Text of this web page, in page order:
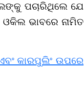
ପଚାରିଥିଲେ ଯେ
ଭାବରେ ନାମିତ
କାରପୁଲିଂ ଉପରେ